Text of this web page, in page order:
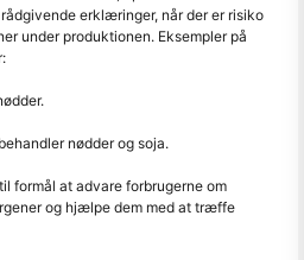
erklæringer, når der er risiko
under produktionen. Eksempler på
nødder og soja.
formål at advare forbrugerne om
og hjælpe dem med at træffe